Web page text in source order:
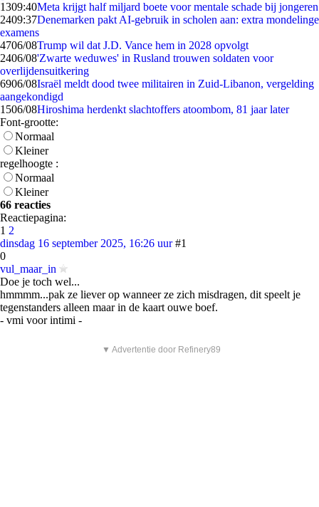
1309:40Meta krijgt half miljard boete voor mentale schade bij jongeren
2409:37Denemarken pakt AI-gebruik in scholen aan: extra mondelinge
examens
4706/08Trump wil dat J.D. Vance hem in 2028 opvolgt
2406/08'Zwarte weduwes' in Rusland trouwen soldaten voor
overlijdensuitkering
6906/08Israël meldt dood twee militairen in Zuid-Libanon, vergelding
aangekondigd
1506/08Hiroshima herdenkt slachtoffers atoombom, 81 jaar later
Font-grootte:
Normaal
Kleiner
regelhoogte :
Normaal
Kleiner
66 reacties
Reactiepagina:
1 2
dinsdag 16 september 2025, 16:26 uur #1
0
vul_maar_in
Doe je toch wel...
hmmmm...pak ze liever op wanneer ze zich misdragen, dit speelt je
tegenstanders alleen maar in de kaart ouwe boef.
- vmi voor intimi -
▼ Advertentie door Refinery89